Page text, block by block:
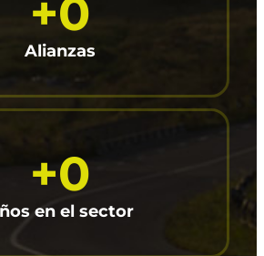
+0
Alianzas
+0
en el sector